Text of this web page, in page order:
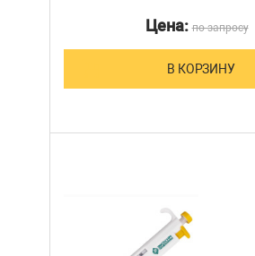
Цена:по запросу
В КОРЗИНУ